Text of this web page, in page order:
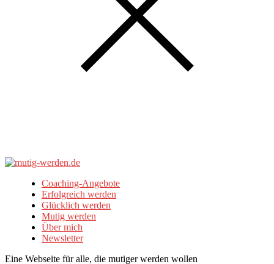
Coaching-Angebote
Erfolgreich werden
Glücklich werden
Mutig werden
Über mich
Newsletter
Eine Webseite für alle, die mutiger werden wollen